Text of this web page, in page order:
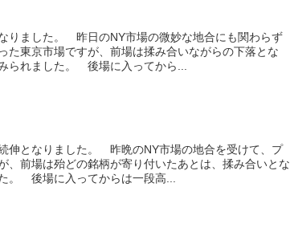
りました。 昨日のNY市場の微妙な地合にも関わらず
た東京市場ですが、前場は揉み合いながらの下落とな
られました。 後場に入ってから...
伸となりました。 昨晩のNY市場の地合を受けて、プ
、前場は殆どの銘柄が寄り付いたあとは、揉み合いとな
。 後場に入ってからは一段高...